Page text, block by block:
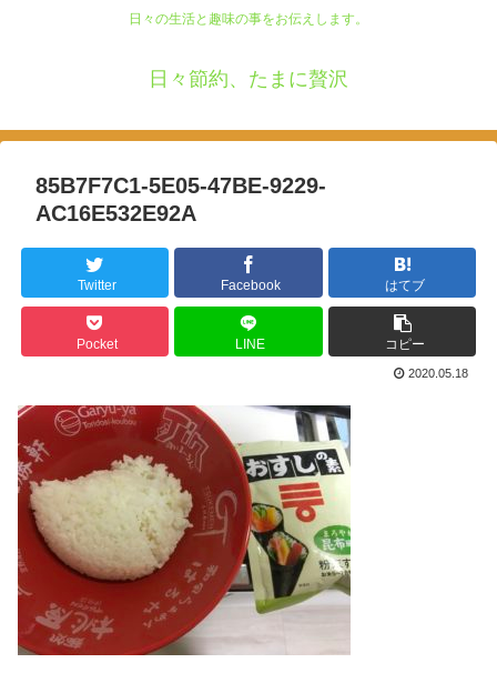
日々の生活と趣味の事をお伝えします。
日々節約、たまに贅沢
85B7F7C1-5E05-47BE-9229-
AC16E532E92A
Twitter Facebook はてブ
Pocket LINE コピー
2020.05.18